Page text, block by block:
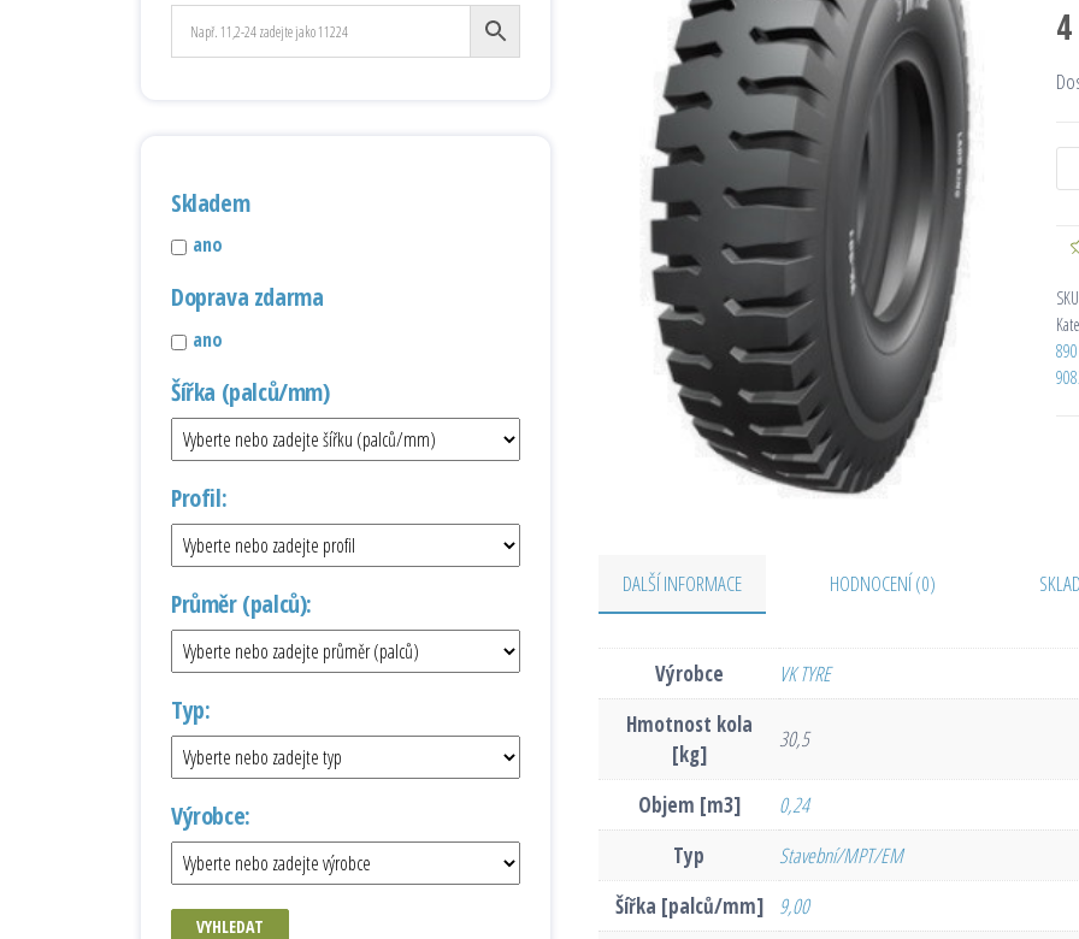
DALŠÍ INFORMACE HODNOCENÍ (0)
Výrobce
VK TYRE
Hmotnost kola
[kg]
30,5
Objem [m3]
0,24
Typ
Stavební/MPT/EM
Šířka [palců/mm]
9,00
Skladem
ano
Doprava zdarma
ano
Šířka (palců/mm)
Profil:
Průměr (palců):
Typ:
Výrobce:
VYHLEDAT